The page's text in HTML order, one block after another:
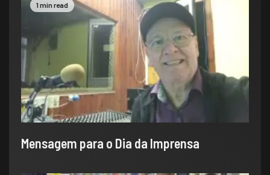
1 min read
​Mensagem para o Dia da Imprensa